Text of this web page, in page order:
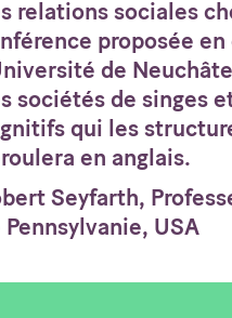
relations sociales
proposée
de
sociétés de singes
qui les
en anglais.
Seyfarth,
Pennsylvanie, USA